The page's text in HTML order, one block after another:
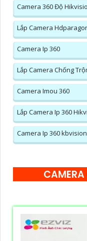
Camera 360 Độ
Lắp Camera
Camera Ip 360
Lắp Camera Chống
Camera Imou 360
Lắp Camera Ip 360
Camera Ip 360 kbvision